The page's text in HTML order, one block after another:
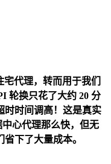
代理，转而用于我们
轮换只花了大约 20 分
时时间调高！这是真实
心代理那么快，但无
下了大量成本。